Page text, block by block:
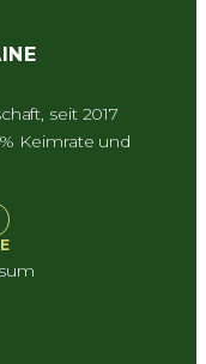
seit 2017
Keimrate und